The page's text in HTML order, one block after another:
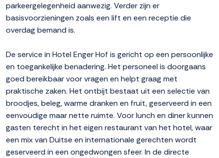
parkeergelegenheid aanwezig. Verder zijn er
basisvoorzieningen zoals een lift en een receptie die
overdag bemand is.
De service in Hotel Enger Hof is gericht op een persoonlijke
en toegankelijke benadering. Het personeel is doorgaans
goed bereikbaar voor vragen en helpt graag met
praktische zaken. Het ontbijt bestaat uit een selectie van
broodjes, beleg, warme dranken en fruit, geserveerd in een
eenvoudige maar nette ruimte. Voor lunch en diner kunnen
gasten terecht in het eigen restaurant van het hotel, waar
een mix van Duitse en internationale gerechten wordt
geserveerd in een ongedwongen sfeer. In de directe